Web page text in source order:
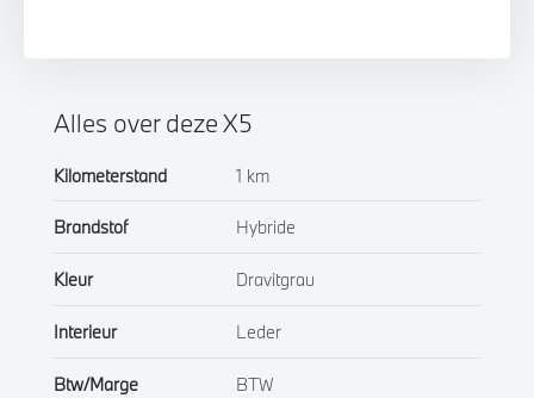
Alles over deze X5
Kilometerstand 1 km
Brandstof Hybride
Kleur Dravitgrau
Interieur Leder
Btw/Marge BTW